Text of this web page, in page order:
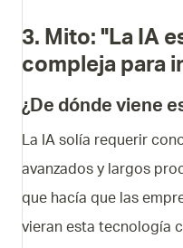
3. Mito: "La IA
compleja para
¿De dónde viene
La IA solía requerir
avanzados y largos
que hacía que las
vieran esta tecnología